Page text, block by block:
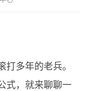
多年的老兵。
式，就来聊聊一